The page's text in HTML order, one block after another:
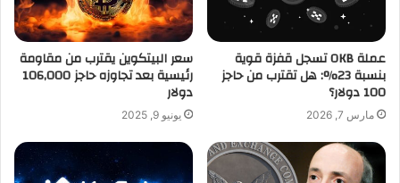
عملة OKB تسجل قفزة قوية
بنسبة 23%: هل تقترب من حاجز
100 دولار؟
مارس 7, 2026
سعر البيتكوين يقترب من مقاومة
رئيسية بعد تجاوزه حاجز 106,000
دولار
يونيو 9, 2025